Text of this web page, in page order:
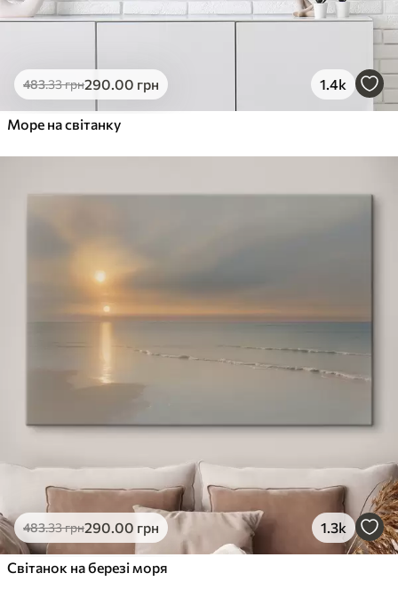
483.33грн290.00 грн 1.4k
Море на світанку
483.33грн290.00 грн 1.3k
Світанок на березі моря